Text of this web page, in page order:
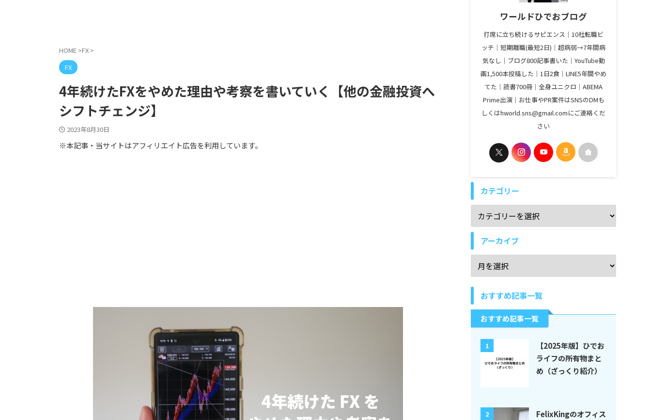
HOME >FX >
FX
4年続けたFXをやめた理由や考察を書いていく【他の金融投資へ
シフトチェンジ】
2023年8月30日
※本記事・当サイトはアフィリエイト広告を利用しています。
ワールドひでおブログ
打席に立ち続けるサピエンス│10社転職ビ
ッチ│短期離職(最短2日)│超病弱→7年間病
気なし│ブログ800記事書いた│YouTube動
画1,500本投稿した│1日2食│LINE5年間やめ
てた│読書700冊│全身ユニクロ│ABEMA
Prime出演│お仕事やPR案件はSNSのDMも
しくはhworld.sns@gmail.comにご連絡くだ
さい
カテゴリー
アーカイブ
おすすめ記事一覧
おすすめ記事一覧
1
【2025年版】ひでお
ライフの所有物まと
め（ざっくり紹介）
2
FelixKingのオフィス